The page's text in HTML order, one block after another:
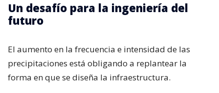
Un desafío para la ingeniería del
futuro
El aumento en la frecuencia e intensidad de las
precipitaciones está obligando a replantear la
forma en que se diseña la infraestructura.